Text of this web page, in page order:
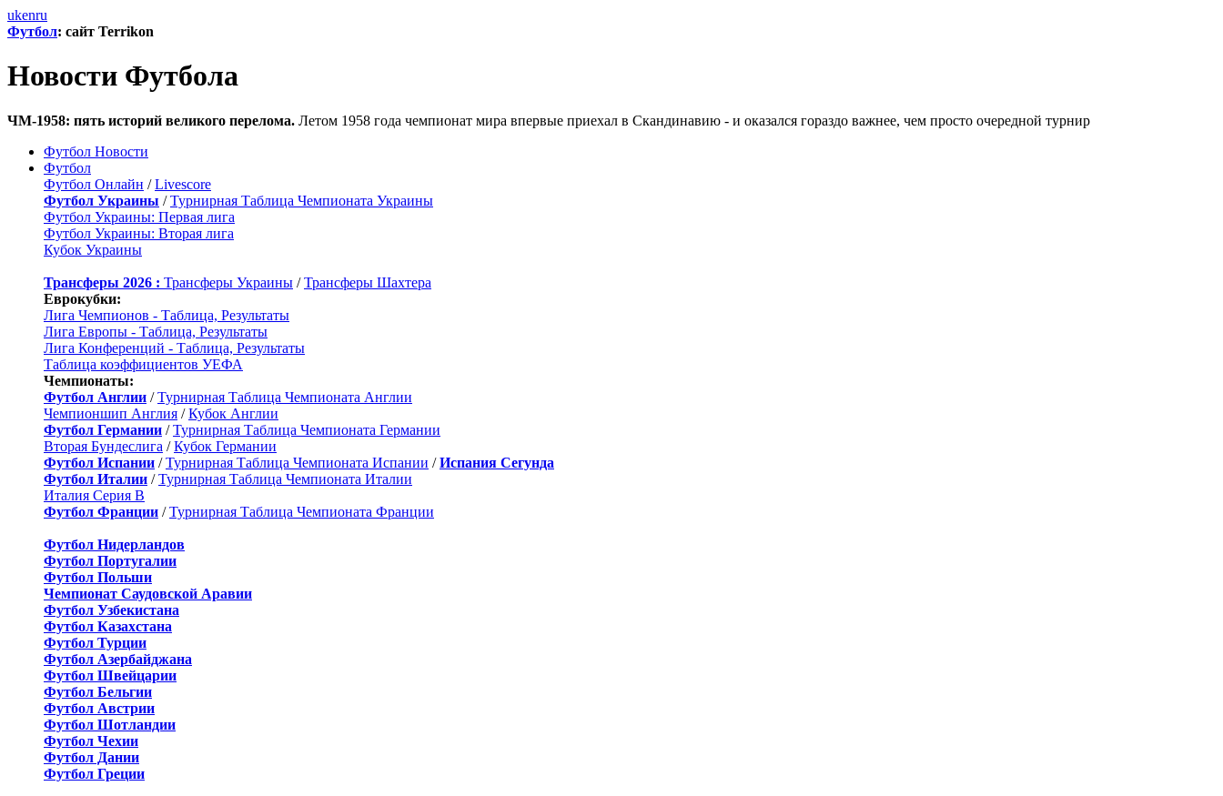
ukenru
Футбол: сайт Terrikon
Новости Футбола
ЧМ-1958: пять историй великого перелома. Летом 1958 года чемпионат мира впервые приехал в Скандинавию - и оказался гораздо важнее, чем просто очередной турнир
Футбол Новости
Футбол
Футбол Онлайн /Livescore
Футбол Украины /Турнирная Таблица Чемпионата Украины
Футбол Украины: Первая лига
Футбол Украины: Вторая лига
Кубок Украины
Трансферы 2026 : Трансферы Украины /Трансферы Шахтера
Еврокубки:
Лига Чемпионов - Таблица, Результаты
Лига Европы - Таблица, Результаты
Лига Конференций - Таблица, Результаты
Таблица коэффициентов УЕФА
Чемпионаты:
Футбол Англии /Турнирная Таблица Чемпионата Англии
Чемпионшип Англия /Кубок Англии
Футбол Германии /Турнирная Таблица Чемпионата Германии
Вторая Бундеслига /Кубок Германии
Футбол Испании /Турнирная Таблица Чемпионата Испании /Испания Сегунда
Футбол Италии /Турнирная Таблица Чемпионата Италии
Италия Серия B
Футбол Франции /Турнирная Таблица Чемпионата Франции
Футбол Нидерландов
Футбол Португалии
Футбол Польши
Чемпионат Саудовской Аравии
Футбол Узбекистана
Футбол Казахстана
Футбол Турции
Футбол Азербайджана
Футбол Швейцарии
Футбол Бельгии
Футбол Австрии
Футбол Шотландии
Футбол Чехии
Футбол Дании
Футбол Греции